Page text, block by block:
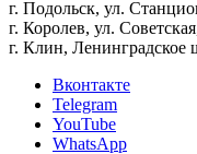
г. Подольск, ул.
г. Королев, ул.
г. Клин, Ленинградское
Вконтакте
Telegram
YouTube
WhatsApp